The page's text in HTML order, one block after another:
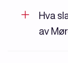
Hva
av